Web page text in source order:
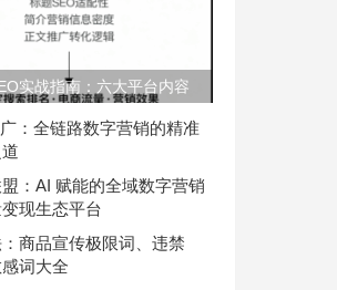
实战指南：六大平台内容
规范
：全链路数字营销的精准
：AI 赋能的全域数字营销
现生态平台
商品宣传极限词、违禁
词大全